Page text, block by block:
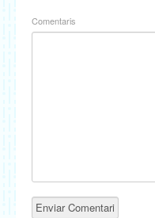
Comentaris